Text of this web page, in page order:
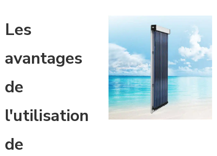
Les
avantages
de
l'utilisation
de